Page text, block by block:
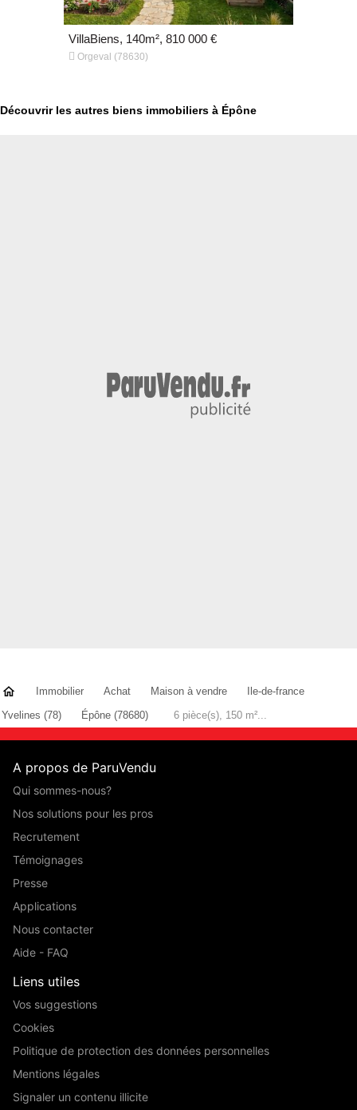
VillaBiens, 140m², 810 000 €
 Orgeval (78630)
Découvrir les autres biens immobiliers à Épône
Immobilier Achat Maison à vendre
Ile-de-france
Yvelines (78)
Épône (78680) 6 pièce(s), 150 m²...
A propos de ParuVendu
Qui sommes-nous?
Nos solutions pour les pros
Recrutement
Témoignages
Presse
Applications
Nous contacter
Aide - FAQ
Liens utiles
Vos suggestions
Cookies
Politique de protection des données personnelles
Mentions légales
Signaler un contenu illicite